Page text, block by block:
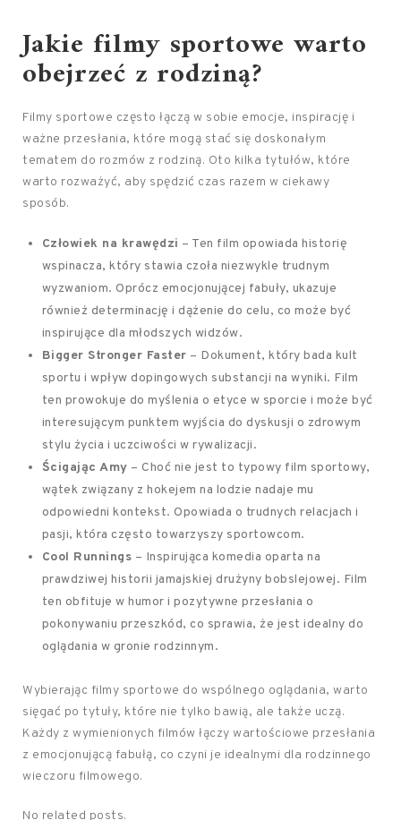
Jakie filmy sportowe warto
obejrzeć z rodziną?
Filmy sportowe często łączą w sobie emocje, inspirację i
ważne przesłania, które mogą stać się doskonałym
tematem do rozmów z rodziną. Oto kilka tytułów, które
warto rozważyć, aby spędzić czas razem w ciekawy
sposób.
Człowiek na krawędzi – Ten film opowiada historię
wspinacza, który stawia czoła niezwykle trudnym
wyzwaniom. Oprócz emocjonującej fabuły, ukazuje
również determinację i dążenie do celu, co może być
inspirujące dla młodszych widzów.
Bigger Stronger Faster – Dokument, który bada kult
sportu i wpływ dopingowych substancji na wyniki. Film
ten prowokuje do myślenia o etyce w sporcie i może być
interesującym punktem wyjścia do dyskusji o zdrowym
stylu życia i uczciwości w rywalizacji.
Ścigając Amy – Choć nie jest to typowy film sportowy,
wątek związany z hokejem na lodzie nadaje mu
odpowiedni kontekst. Opowiada o trudnych relacjach i
pasji, która często towarzyszy sportowcom.
Cool Runnings – Inspirująca komedia oparta na
prawdziwej historii jamajskiej drużyny bobslejowej. Film
ten obfituje w humor i pozytywne przesłania o
pokonywaniu przeszkód, co sprawia, że jest idealny do
oglądania w gronie rodzinnym.
Wybierając filmy sportowe do wspólnego oglądania, warto
sięgać po tytuły, które nie tylko bawią, ale także uczą.
Każdy z wymienionych filmów łączy wartościowe przesłania
z emocjonującą fabułą, co czyni je idealnymi dla rodzinnego
wieczoru filmowego.
No related posts.